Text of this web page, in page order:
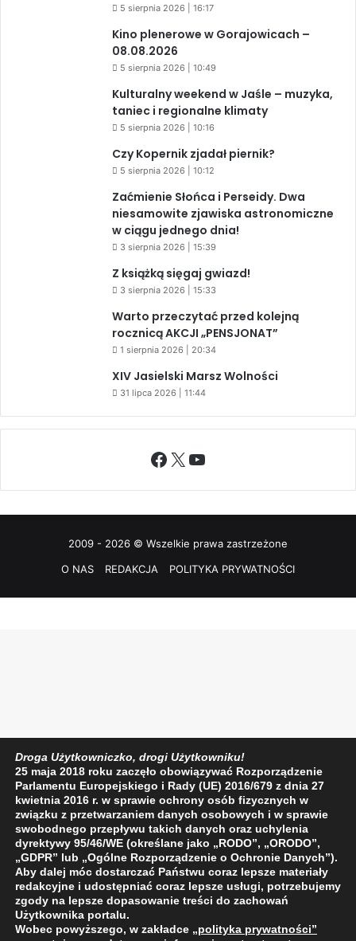
5 sierpnia 2026 | 16:17
Kino plenerowe w Gorajowicach –
08.08.2026
5 sierpnia 2026 | 10:49
Kulturalny weekend w Jaśle – muzyka,
taniec i regionalne klimaty
5 sierpnia 2026 | 10:16
Czy Kopernik zjadał piernik?
5 sierpnia 2026 | 10:12
Zaćmienie Słońca i Perseidy. Dwa
niesamowite zjawiska astronomiczne
w ciągu jednego dnia!
3 sierpnia 2026 | 15:39
Z książką sięgaj gwiazd!
3 sierpnia 2026 | 15:33
Warto przeczytać przed kolejną
rocznicą AKCJI „PENSJONAT”
1 sierpnia 2026 | 20:34
XIV Jasielski Marsz Wolności
31 lipca 2026 | 11:44
Facebook
X YouTube
2009 - 2026 © Wszelkie prawa zastrzeżone
O NAS
REDAKCJA POLITYKA PRYWATNOŚCI
Droga Użytkowniczko, drogi Użytkowniku!
25 maja 2018 roku zaczęło obowiązywać Rozporządzenie
Parlamentu Europejskiego i Rady (UE) 2016/679 z dnia 27
kwietnia 2016 r. w sprawie ochrony osób fizycznych w
związku z przetwarzaniem danych osobowych i w sprawie
swobodnego przepływu takich danych oraz uchylenia
dyrektywy 95/46/WE (określane jako „RODO”, „ORODO”,
„GDPR” lub „Ogólne Rozporządzenie o Ochronie Danych”).
Aby dalej móc dostarczać Państwu coraz lepsze materiały
redakcyjne i udostępniać coraz lepsze usługi, potrzebujemy
zgody na lepsze dopasowanie treści do zachowań
Użytkownika portalu.
Wobec powyższego, w zakładce „polityka prywatności”